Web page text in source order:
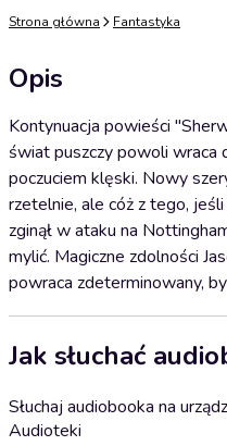
Strona główna Fantastyka
Opis
Kontynuacja powieści
świat puszczy powoli wraca
poczuciem klęski. Nowy
rzetelnie, ale cóż z tego,
zginął w ataku na
mylić. Magiczne zdolności
powraca zdeterminowany,
Jak słuchać
Słuchaj audiobooka na
Audioteki